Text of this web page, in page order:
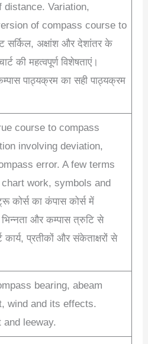
distance. Variation,
of compass course to
सर्किल, अक्षांश और देशांतर के
की महत्वपूर्ण विशेषताएं।
पाठ्यक्रम का सही पाठ्यक्रम
course to compass
involving deviation,
error. A few terms
work, symbols and
कोर्स का कंपास कोर्स में
और कम्पास त्रुटि से
कार्य, प्रतीकों और संकेताक्षरों से
bearing, abeam
wind and its effects.
leeway.